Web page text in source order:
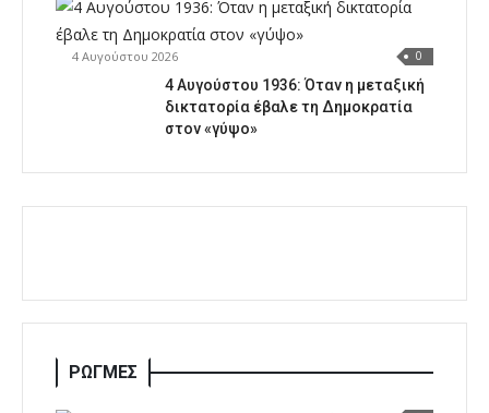
4 Αυγούστου 2026 0
4 Αυγούστου 1936: Όταν η μεταξική
δικτατορία έβαλε τη Δημοκρατία
στον «γύψο»
ΡΩΓΜΕΣ